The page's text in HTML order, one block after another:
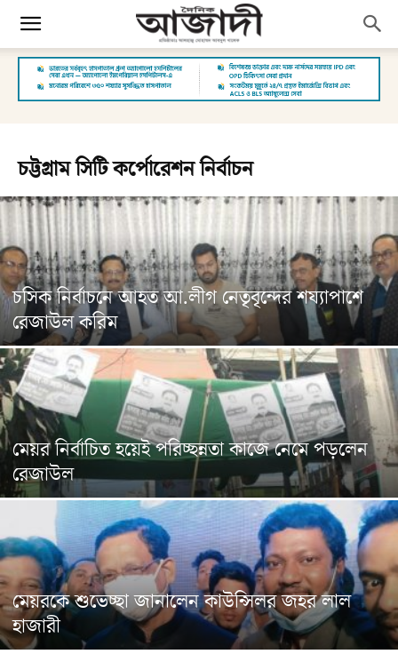
চট্টগ্রাম সিটি কর্পোরেশন নির্বাচন
চসিক নির্বাচনে আহত আ.লীগ নেতৃবৃন্দের শয্যাপাশে
রেজাউল করিম
মেয়র নির্বাচিত হয়েই পরিচ্ছন্নতা কাজে নেমে পড়লেন
রেজাউল
মেয়রকে শুভেচ্ছা জানালেন কাউন্সিলর জহর লাল
হাজারী